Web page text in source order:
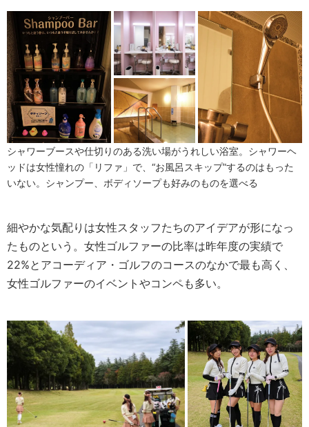
シャワーブースや仕切りのある洗い場がうれしい浴室。シャワーヘ
ッドは女性憧れの「リファ」で、“お風呂スキップ”するのはもった
いない。シャンプー、ボディソープも好みのものを選べる
細やかな気配りは女性スタッフたちのアイデアが形になっ
たものという。女性ゴルファーの比率は昨年度の実績で
22%とアコーディア・ゴルフのコースのなかで最も高く、
女性ゴルファーのイベントやコンペも多い。